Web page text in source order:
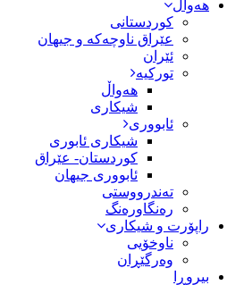
هەواڵ
کوردستانی
عێراق ناوچەکە و جیهان
ئێران
تورکیە
هەواڵ
شیکاری
ئابووری
شیکاری ئابوری
کوردستان- عێراق
ئابووری جیهان
تەندرووستی
رەنگاورەنگ
راپۆرت و شیکاری
ناوخۆیی
وەرگێڕان
بیروڕا